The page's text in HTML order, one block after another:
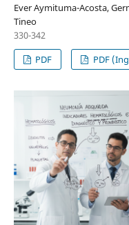
Ever Aymituma-Acosta,
Tineo
330-342
PDF
PDF